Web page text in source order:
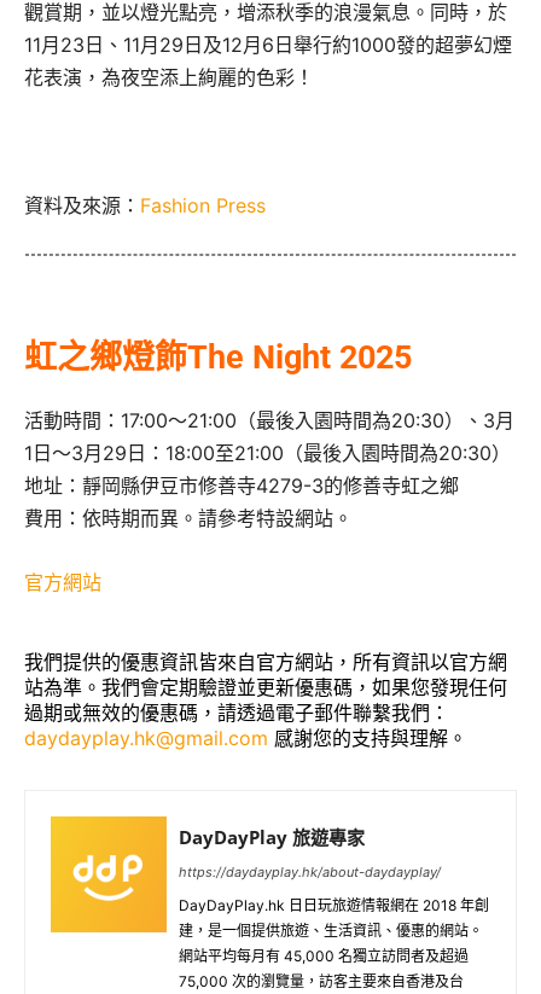
觀賞期，並以燈光點亮，增添秋季的浪漫氣息。同時，於
11月23日、11月29日及12月6日舉行約1000發的超夢幻煙
花表演，為夜空添上絢麗的色彩！
資料及來源： Fashion Press
虹之鄉燈飾The Night 2025
活動時間：17:00～21:00（最後入園時間為20:30）、3月
1日～3月29日：18:00至21:00（最後入園時間為20:30）
地址：靜岡縣伊豆市修善寺4279-3的修善寺虹之鄉
費用：依時期而異。請參考特設網站。
官方網站
我們提供的優惠資訊皆來自官方網站，所有資訊以官方網
站為準。我們會定期驗證並更新優惠碼，如果您發現任何
過期或無效的優惠碼，請透過電子郵件聯繫我們：
daydayplay.hk@gmail.com 感謝您的支持與理解。
DayDayPlay 旅遊專家
https://daydayplay.hk/about-daydayplay/
DayDayPlay.hk 日日玩旅遊情報網在 2018 年創
建，是一個提供旅遊、生活資訊、優惠的網站。
網站平均每月有 45,000 名獨立訪問者及超過
75,000 次的瀏覽量，訪客主要來自香港及台